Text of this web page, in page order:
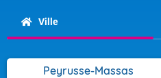
Ville
Peyrusse-Massas